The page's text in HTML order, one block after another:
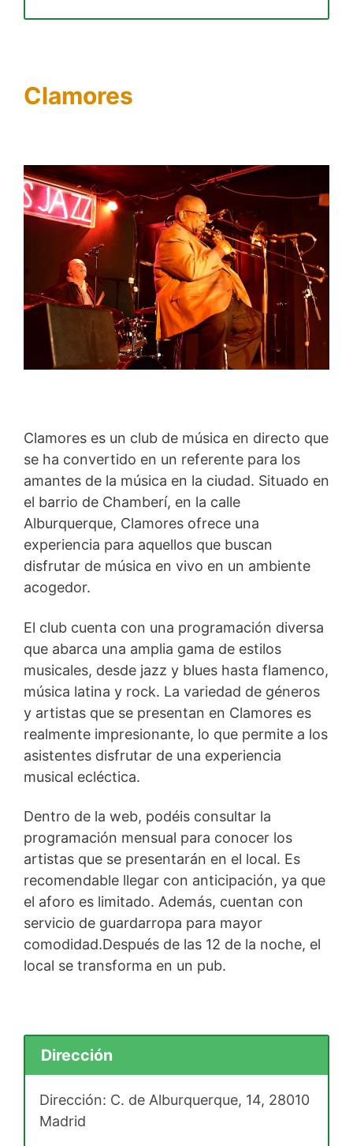
Clamores
Clamores es un club de música en directo que
se ha convertido en un referente para los
amantes de la música en la ciudad. Situado en
el barrio de Chamberí, en la calle
Alburquerque, Clamores ofrece una
experiencia para aquellos que buscan
disfrutar de música en vivo en un ambiente
acogedor.
El club cuenta con una programación diversa
que abarca una amplia gama de estilos
musicales, desde jazz y blues hasta flamenco,
música latina y rock. La variedad de géneros
y artistas que se presentan en Clamores es
realmente impresionante, lo que permite a los
asistentes disfrutar de una experiencia
musical ecléctica.
Dentro de la web, podéis consultar la
programación mensual para conocer los
artistas que se presentarán en el local. Es
recomendable llegar con anticipación, ya que
el aforo es limitado. Además, cuentan con
servicio de guardarropa para mayor
comodidad.Después de las 12 de la noche, el
local se transforma en un pub.
Dirección
Dirección: C. de Alburquerque, 14, 28010
Madrid